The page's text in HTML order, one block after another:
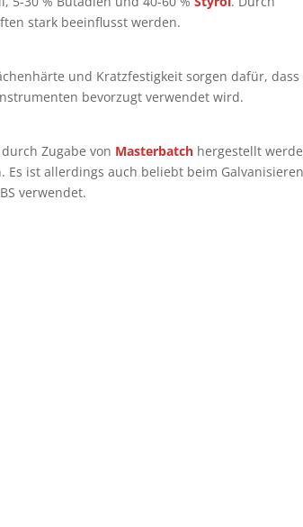
stark beeinflusst werden.
und Kratzfestigkeit sorgen dafür, dass
bevorzugt verwendet wird.
Zugabe von Masterbatch hergestellt
ist allerdings auch beliebt beim
verwendet.